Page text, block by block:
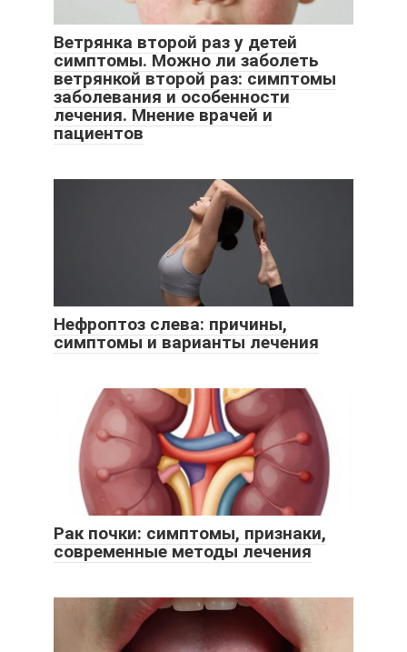
Ветрянка второй раз у детей
симптомы. Можно ли заболеть
ветрянкой второй раз: симптомы
заболевания и особенности
лечения. Мнение врачей и
пациентов
Нефроптоз слева: причины,
симптомы и варианты лечения
Рак почки: симптомы, признаки,
современные методы лечения